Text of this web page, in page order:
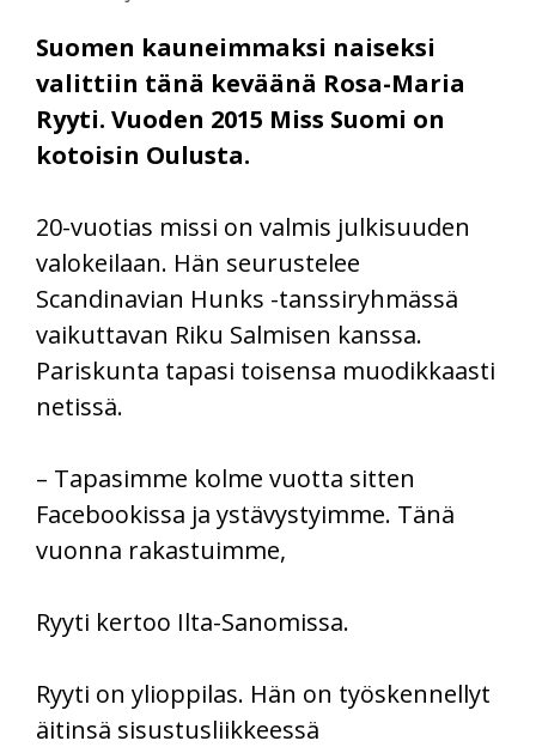
Suomen kauneimmaksi naiseksi
valittiin tänä keväänä Rosa-Maria
Ryyti. Vuoden 2015 Miss Suomi on
kotoisin Oulusta.
20-vuotias missi on valmis julkisuuden
valokeilaan. Hän seurustelee
Scandinavian Hunks -tanssiryhmässä
vaikuttavan Riku Salmisen kanssa.
Pariskunta tapasi toisensa muodikkaasti
netissä.
– Tapasimme kolme vuotta sitten
Facebookissa ja ystävystyimme. Tänä
vuonna rakastuimme,
Ryyti kertoo Ilta-Sanomissa.
Ryyti on ylioppilas. Hän on työskennellyt
äitinsä sisustusliikkeessä